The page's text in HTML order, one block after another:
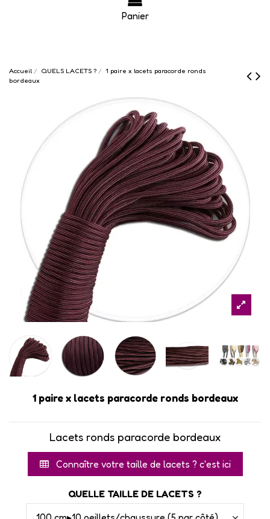
Panier
Accueil QUELS LACETS ?
1 paire x lacets paracorde ronds
bordeaux
1 paire x lacets paracorde ronds bordeaux
Lacets ronds paracorde bordeaux
Connaître votre taille de lacets ? c'est ici
QUELLE TAILLE DE LACETS ?